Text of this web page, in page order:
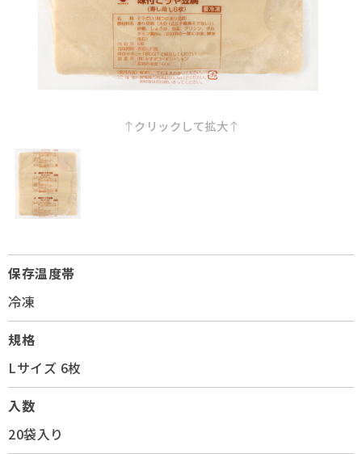
採用情報
クリックして拡大
保存温度帯
冷凍
規格
Lサイズ 6枚
入数
20袋入り